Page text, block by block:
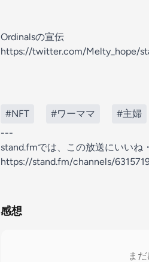
Ordinalsの宣伝
https://twitter.com/Melty_hope/
#NFT #ワーママ #主婦
---
stand.fmでは、この放送にいいね
https://stand.fm/channels/
感想
ま